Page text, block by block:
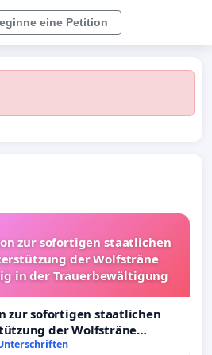
eine Petition
zur sofortigen staatlichen
der Wolfsträne
in der Trauerbewältigung
zur sofortigen staatlichen
der Wolfsträne
in der Trauerbewältigung